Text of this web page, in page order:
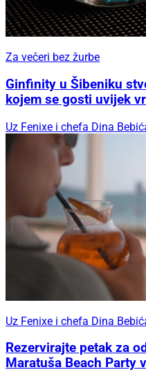
Za večeri bez žurbe
Ginfinity u Šibeniku
kojem se gosti uvijek
Uz Fenixe i chefa Dina
Uz Fenixe i chefa Dina
Rezervirajte petak za
Maratuša Beach Party